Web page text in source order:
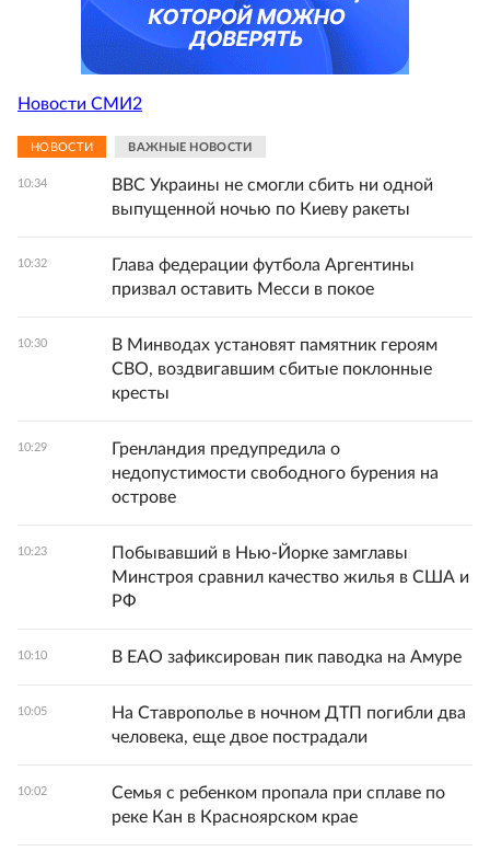
Новости СМИ2
НОВОСТИ ВАЖНЫЕ НОВОСТИ
10:34
ВВС Украины не смогли сбить ни одной
выпущенной ночью по Киеву ракеты
10:32
Глава федерации футбола Аргентины
призвал оставить Месси в покое
10:30
В Минводах установят памятник героям
СВО, воздвигавшим сбитые поклонные
кресты
10:29
Гренландия предупредила о
недопустимости свободного бурения на
острове
10:23
Побывавший в Нью-Йорке замглавы
Минстроя сравнил качество жилья в США и
РФ
10:10 В ЕАО зафиксирован пик паводка на Амуре
10:05
На Ставрополье в ночном ДТП погибли два
человека, еще двое пострадали
10:02
Семья с ребенком пропала при сплаве по
реке Кан в Красноярском крае